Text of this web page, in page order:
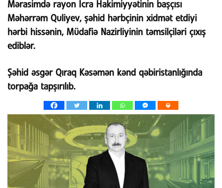
Mərasimdə rayon İcra Hakimiyyətinin başçısı
Məhərrəm Quliyev, şəhid hərbçinin xidmət etdiyi
hərbi hissənin, Müdafiə Nazirliyinin təmsilçiləri çıxış
ediblər.
Şəhid əsgər Qıraq Kəsəmən kənd qəbiristanlığında
torpağa tapşırılıb.